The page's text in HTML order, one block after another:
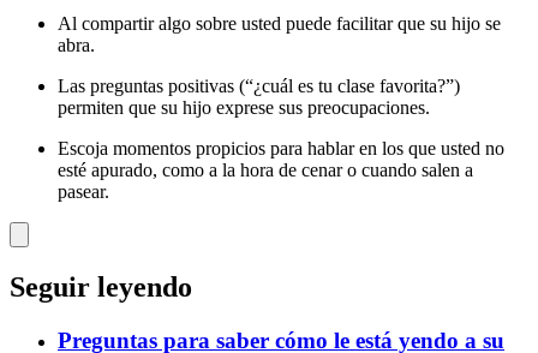
Al compartir algo sobre usted puede facilitar que su hijo se
abra.
Las preguntas positivas (“¿cuál es tu clase favorita?”)
permiten que su hijo exprese sus preocupaciones.
Escoja momentos propicios para hablar en los que usted no
esté apurado, como a la hora de cenar o cuando salen a
pasear.
Seguir leyendo
Preguntas para saber cómo le está yendo a su